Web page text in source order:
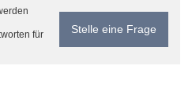
für
Stelle eine Frage